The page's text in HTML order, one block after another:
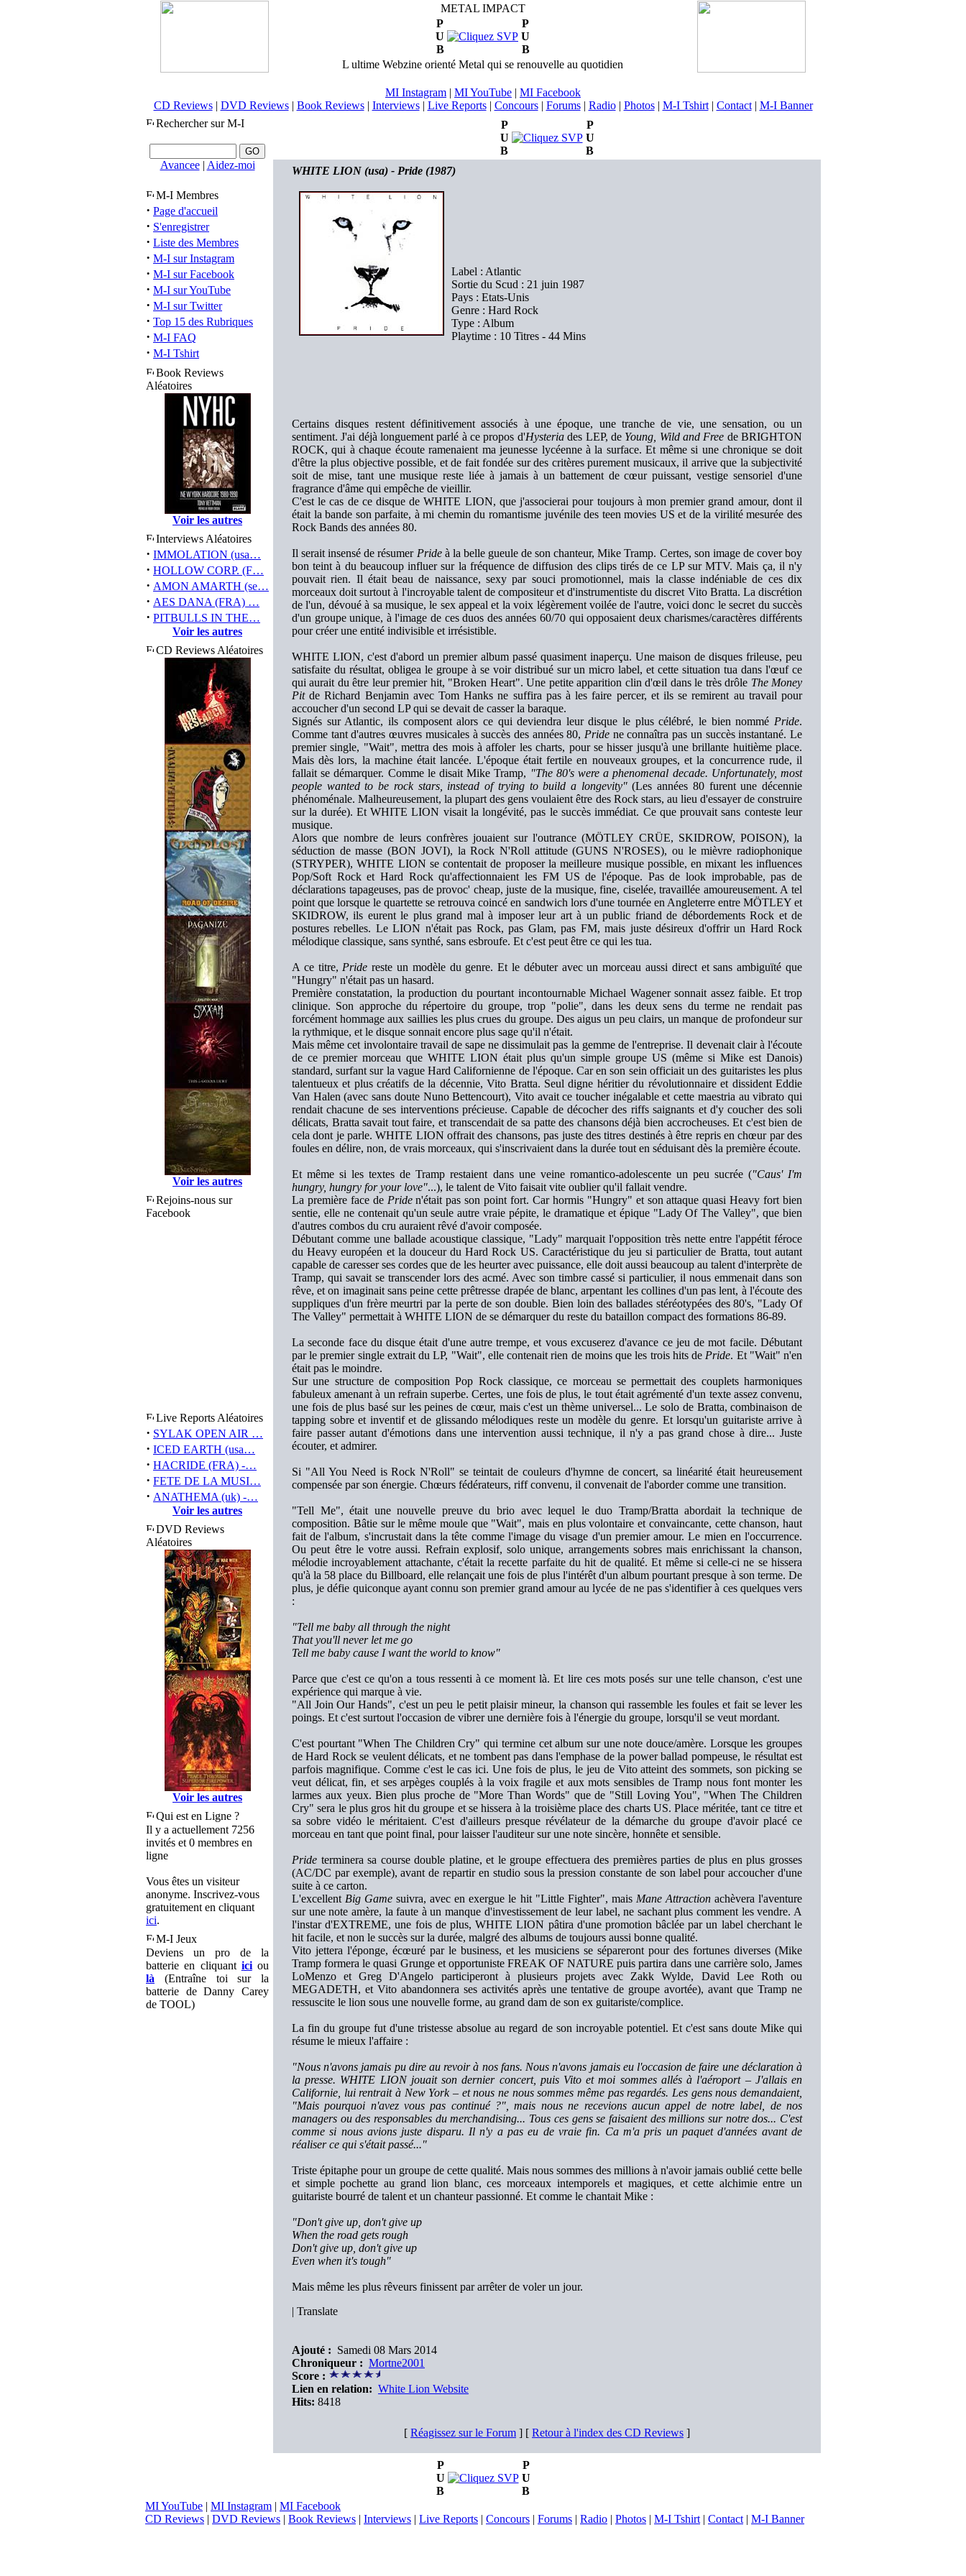
METAL IMPACT
P
U
B
P
U
B
L ultime Webzine orienté Metal qui se renouvelle au quotidien
MI Instagram | MI YouTube | MI Facebook
CD Reviews| DVD Reviews| Book Reviews| Interviews| Live Reports| Concours| Forums| Radio| Photos| M-I Tshirt| Contact| M-I Banner
Rechercher sur M-I
Avancee| Aidez-moi
M-I Membres
· Page d'accueil
· S'enregistrer
· Liste des Membres
· M-I sur Instagram
· M-I sur Facebook
· M-I sur YouTube
· M-I sur Twitter
· Top 15 des Rubriques
· M-I FAQ
· M-I Tshirt
Book Reviews
Aléatoires
Voir les autres
Interviews Aléatoires
· IMMOLATION (usa…
· HOLLOW CORP. (F…
· AMON AMARTH (se…
· AES DANA (FRA) …
· PITBULLS IN THE…
Voir les autres
CD Reviews Aléatoires
Voir les autres
Rejoins-nous sur
Facebook
Live Reports Aléatoires
· SYLAK OPEN AIR …
· ICED EARTH (usa…
· HACRIDE (FRA) -…
· FETE DE LA MUSI…
· ANATHEMA (uk) -…
Voir les autres
DVD Reviews
Aléatoires
Voir les autres
Qui est en Ligne ?
Il y a actuellement 7256
invités et 0 membres en
ligne
Vous êtes un visiteur
anonyme. Inscrivez-vous
gratuitement en cliquant
ici.
M-I Jeux
Deviens un pro de la
batterie en cliquant iciou
là (Entraîne toi sur la
batterie de Danny Carey
de TOOL)
P
U
B
P
U
B
WHITE LION (usa) - Pride (1987)
Label : Atlantic
Sortie du Scud : 21 juin 1987
Pays : Etats-Unis
Genre : Hard Rock
Type : Album
Playtime : 10 Titres - 44 Mins
Certains disques restent définitivement associés à une époque, une tranche de vie, une sensation, ou un
sentiment. J'ai déjà longuement parlé à ce propos d'Hysteriades LEP, de Young, Wild and Free de BRIGHTON
ROCK, qui à chaque écoute ramenaient ma jeunesse lycéenne à la surface. Et même si une chronique se doit
d'être la plus objective possible, et de fait fondée sur des critères purement musicaux, il arrive que la subjectivité
soit de mise, tant une musique reste liée à jamais à un battement de cœur puissant, vestige sensoriel d'une
fragrance d'âme qui empêche de vieillir.
C'est le cas de ce disque de WHITE LION, que j'associerai pour toujours à mon premier grand amour, dont il
était la bande son parfaite, à mi chemin du romantisme juvénile des teen movies US et de la virilité mesurée des
Rock Bands des années 80.
Il serait insensé de résumer Prideà la belle gueule de son chanteur, Mike Tramp. Certes, son image de cover boy
bon teint à du beaucoup influer sur la fréquence de diffusion des clips tirés de ce LP sur MTV. Mais ça, il n'y
pouvait rien. Il était beau de naissance, sexy par souci promotionnel, mais la classe indéniable de ces dix
morceaux doit surtout à l'incroyable talent de compositeur et d'instrumentiste du discret Vito Bratta. La discrétion
de l'un, dévoué à sa musique, le sex appeal et la voix légèrement voilée de l'autre, voici donc le secret du succès
d'un groupe unique, à l'image de ces duos des années 60/70 qui opposaient deux charismes/caractères différents
pour créer une entité indivisible et irrésistible.
WHITE LION, c'est d'abord un premier album passé quasiment inaperçu. Une maison de disques frileuse, peu
satisfaite du résultat, obligea le groupe à se voir distribué sur un micro label, et cette situation tua dans l'œuf ce
qui aurait du être leur premier hit, "Broken Heart". Une petite apparition clin d'œil dans le très drôle The Money
Pitde Richard Benjamin avec Tom Hanks ne suffira pas à les faire percer, et ils se remirent au travail pour
accoucher d'un second LP qui se devait de casser la baraque.
Signés sur Atlantic, ils composent alors ce qui deviendra leur disque le plus célébré, le bien nommé Pride.
Comme tant d'autres œuvres musicales à succès des années 80, Pride ne connaîtra pas un succès instantané. Le
premier single, "Wait", mettra des mois à affoler les charts, pour se hisser jusqu'à une brillante huitième place.
Mais dès lors, la machine était lancée. L'époque était fertile en nouveaux groupes, et la concurrence rude, il
fallait se démarquer. Comme le disait Mike Tramp, "The 80's were a phenomenal decade. Unfortunately, most
people wanted to be rock stars, instead of trying to build a longevity"(Les années 80 furent une décennie
phénoménale. Malheureusement, la plupart des gens voulaient être des Rock stars, au lieu d'essayer de construire
sur la durée). Et WHITE LION visait la longévité, pas le succès immédiat. Ce que prouvait sans conteste leur
musique.
Alors que nombre de leurs confrères jouaient sur l'outrance (MÖTLEY CRÜE, SKIDROW, POISON), la
séduction de masse (BON JOVI), la Rock N'Roll attitude (GUNS N'ROSES), ou le mièvre radiophonique
(STRYPER), WHITE LION se contentait de proposer la meilleure musique possible, en mixant les influences
Pop/Soft Rock et Hard Rock qu'affectionnaient les FM US de l'époque. Pas de look improbable, pas de
déclarations tapageuses, pas de provoc' cheap, juste de la musique, fine, ciselée, travaillée amoureusement. A tel
point que lorsque le quartette se retrouva coincé en sandwich lors d'une tournée en Angleterre entre MÖTLEY et
SKIDROW, ils eurent le plus grand mal à imposer leur art à un public friand de débordements Rock et de
postures rebelles. Le LION n'était pas Rock, pas Glam, pas FM, mais juste désireux d'offrir un Hard Rock
mélodique classique, sans synthé, sans esbroufe. Et c'est peut être ce qui les tua.
A ce titre, Pride reste un modèle du genre. Et le débuter avec un morceau aussi direct et sans ambiguïté que
"Hungry" n'était pas un hasard.
Première constatation, la production du pourtant incontournable Michael Wagener sonnait assez faible. Et trop
clinique. Son approche du répertoire du groupe, trop "polie", dans les deux sens du terme ne rendait pas
forcément hommage aux saillies les plus crues du groupe. Des aigus un peu clairs, un manque de profondeur sur
la rythmique, et le disque sonnait encore plus sage qu'il n'était.
Mais même cet involontaire travail de sape ne dissimulait pas la gemme de l'entreprise. Il devenait clair à l'écoute
de ce premier morceau que WHITE LION était plus qu'un simple groupe US (même si Mike est Danois)
standard, surfant sur la vague Hard Californienne de l'époque. Car en son sein officiait un des guitaristes les plus
talentueux et plus créatifs de la décennie, Vito Bratta. Seul digne héritier du révolutionnaire et dissident Eddie
Van Halen (avec sans doute Nuno Bettencourt), Vito avait ce toucher inégalable et cette maestria au vibrato qui
rendait chacune de ses interventions précieuse. Capable de décocher des riffs saignants et d'y coucher des soli
délicats, Bratta savait tout faire, et transcendait de sa patte des chansons déjà bien accrocheuses. Et c'est bien de
cela dont je parle. WHITE LION offrait des chansons, pas juste des titres destinés à être repris en chœur par des
foules en délire, non, de vrais morceaux, qui s'inscrivaient dans la durée tout en séduisant dès la première écoute.
Et même si les textes de Tramp restaient dans une veine romantico-adolescente un peu sucrée ("Caus' I'm
hungry, hungry for your love"...), le talent de Vito faisait vite oublier qu'il fallait vendre.
La première face de Priden'était pas son point fort. Car hormis "Hungry" et son attaque quasi Heavy fort bien
sentie, elle ne contenait qu'un seule autre vraie pépite, le dramatique et épique "Lady Of The Valley", que bien
d'autres combos du cru auraient rêvé d'avoir composée.
Débutant comme une ballade acoustique classique, "Lady" marquait l'opposition très nette entre l'appétit féroce
du Heavy européen et la douceur du Hard Rock US. Caractéristique du jeu si particulier de Bratta, tout autant
capable de caresser ses cordes que de les heurter avec puissance, elle doit aussi beaucoup au talent d'interprète de
Tramp, qui savait se transcender lors des acmé. Avec son timbre cassé si particulier, il nous emmenait dans son
rêve, et on imaginait sans peine cette prêtresse drapée de blanc, arpentant les collines d'un pas lent, à l'écoute des
suppliques d'un frère meurtri par la perte de son double. Bien loin des ballades stéréotypées des 80's, "Lady Of
The Valley" permettait à WHITE LION de se démarquer du reste du bataillon compact des formations 86-89.
La seconde face du disque était d'une autre trempe, et vous excuserez d'avance ce jeu de mot facile. Débutant
par le premier single extrait du LP, "Wait", elle contenait rien de moins que les trois hits de Pride. Et "Wait" n'en
était pas le moindre.
Sur une structure de composition Pop Rock classique, ce morceau se permettait des couplets harmoniques
fabuleux amenant à un refrain superbe. Certes, une fois de plus, le tout était agrémenté d'un texte assez convenu,
une fois de plus basé sur les peines de cœur, mais c'est un thème universel... Le solo de Bratta, combinaison de
tapping sobre et inventif et de glissando mélodiques reste un modèle du genre. Et lorsqu'un guitariste arrive à
faire passer autant d'émotions dans une intervention aussi technique, il n'y a pas grand chose à dire... Juste
écouter, et admirer.
Si "All You Need is Rock N'Roll" se teintait de couleurs d'hymne de concert, sa linéarité était heureusement
compensée par son énergie. Chœurs fédérateurs, riff convenu, il convenait de l'aborder comme une transition.
"Tell Me", était une nouvelle preuve du brio avec lequel le duo Tramp/Bratta abordait la technique de
composition. Bâtie sur le même moule que "Wait", mais en plus volontaire et convaincante, cette chanson, haut
fait de l'album, s'incrustait dans la tête comme l'image du visage d'un premier amour. Le mien en l'occurrence.
Ou peut être le votre aussi. Refrain explosif, solo unique, arrangements sobres mais enrichissant la chanson,
mélodie incroyablement attachante, c'était la recette parfaite du hit de qualité. Et même si celle-ci ne se hissera
qu'à la 58 place du Billboard, elle relançait une fois de plus l'intérêt d'un album pourtant presque à son terme. De
plus, je défie quiconque ayant connu son premier grand amour au lycée de ne pas s'identifier à ces quelques vers
:
"Tell me baby all through the night
That you'll never let me go
Tell me baby cause I want the world to know"
Parce que c'est ce qu'on a tous ressenti à ce moment là. Et lire ces mots posés sur une telle chanson, c'est une
expérience qui marque à vie.
"All Join Our Hands", c'est un peu le petit plaisir mineur, la chanson qui rassemble les foules et fait se lever les
poings. Et c'est surtout l'occasion de vibrer une dernière fois à l'énergie du groupe, lorsqu'il se veut mordant.
C'est pourtant "When The Children Cry" qui termine cet album sur une note douce/amère. Lorsque les groupes
de Hard Rock se veulent délicats, et ne tombent pas dans l'emphase de la power ballad pompeuse, le résultat est
parfois magnifique. Comme c'est le cas ici. Une fois de plus, le jeu de Vito atteint des sommets, son picking se
veut délicat, fin, et ses arpèges couplés à la voix fragile et aux mots sensibles de Tramp nous font monter les
larmes aux yeux. Bien plus proche de "More Than Words" que de "Still Loving You", "When The Children
Cry" sera le plus gros hit du groupe et se hissera à la troisième place des charts US. Place méritée, tant ce titre et
sa sobre vidéo le méritaient. C'est d'ailleurs presque révélateur de la démarche du groupe d'avoir placé ce
morceau en tant que point final, pour laisser l'auditeur sur une note sincère, honnête et sensible.
Pride terminera sa course double platine, et le groupe effectuera des premières parties de plus en plus grosses
(AC/DC par exemple), avant de repartir en studio sous la pression constante de son label pour accoucher d'une
suite à ce carton.
L'excellent Big Game suivra, avec en exergue le hit "Little Fighter", mais Mane Attractionachèvera l'aventure
sur une note amère, la faute à un manque d'investissement de leur label, ne sachant plus comment les vendre. A
l'instar d'EXTREME, une fois de plus, WHITE LION pâtira d'une promotion bâclée par un label cherchant le
hit facile, et non le succès sur la durée, malgré des albums de toujours aussi bonne qualité.
Vito jettera l'éponge, écœuré par le business, et les musiciens se sépareront pour des fortunes diverses (Mike
Tramp formera le quasi Grunge et opportuniste FREAK OF NATURE puis partira dans une carrière solo, James
LoMenzo et Greg D'Angelo participeront à plusieurs projets avec Zakk Wylde, David Lee Roth ou
MEGADETH, et Vito abandonnera ses activités après une tentative de groupe avortée), avant que Tramp ne
ressuscite le lion sous une nouvelle forme, au grand dam de son ex guitariste/complice.
La fin du groupe fut d'une tristesse absolue au regard de son incroyable potentiel. Et c'est sans doute Mike qui
résume le mieux l'affaire :
"Nous n'avons jamais pu dire au revoir à nos fans. Nous n'avons jamais eu l'occasion de faire une déclaration à
la presse. WHITE LION jouait son dernier concert, puis Vito et moi sommes allés à l'aéroport – J'allais en
Californie, lui rentrait à New York – et nous ne nous sommes même pas regardés. Les gens nous demandaient,
"Mais pourquoi n'avez vous pas continué ?", mais nous ne recevions aucun appel de notre label, de nos
managers ou des responsables du merchandising... Tous ces gens se faisaient des millions sur notre dos... C'est
comme si nous avions juste disparu. Il n'y a pas eu de vraie fin. Ca m'a pris un paquet d'années avant de
réaliser ce qui s'était passé..."
Triste épitaphe pour un groupe de cette qualité. Mais nous sommes des millions à n'avoir jamais oublié cette belle
et simple pochette au grand lion blanc, ces morceaux intemporels et magiques, et cette alchimie entre un
guitariste bourré de talent et un chanteur passionné. Et comme le chantait Mike :
"Don't give up, don't give up
When the road gets rough
Don't give up, don't give up
Even when it's tough"
Mais même les plus rêveurs finissent par arrêter de voler un jour.
| Translate
Ajouté : Samedi 08 Mars 2014
Chroniqueur : Mortne2001
Score :
Lien en relation: White Lion Website
Hits: 8418
[ Réagissez sur le Forum ] [ Retour à l'index des CD Reviews ]
P
U
B
P
U
B
MI YouTube | MI Instagram | MI Facebook
CD Reviews | DVD Reviews | Book Reviews | Interviews | Live Reports | Concours | Forums | Radio | Photos | M-I Tshirt | Contact | M-I Banner